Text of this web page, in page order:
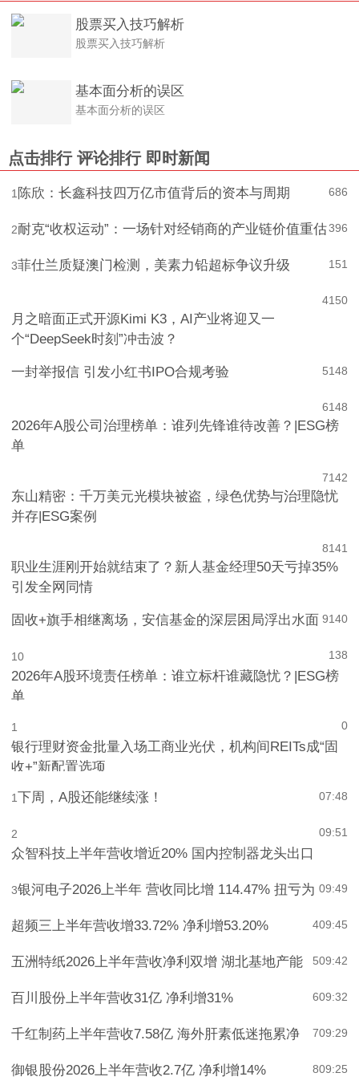
股票买入技巧解析
股票买入技巧解析
基本面分析的误区
基本面分析的误区
点击排行 评论排行 即时新闻
686
1 陈欣：长鑫科技四万亿市值背后的资本与周期
396
2耐克“收权运动”：一场针对经销商的产业链价值重估
151
3菲仕兰质疑澳门检测，美素力铅超标争议升级
150
4
月之暗面正式开源Kimi K3，AI产业将迎又一
个“DeepSeek时刻”冲击波？
148
5
一封举报信 引发小红书IPO合规考验
148
6
2026年A股公司治理榜单：谁列先锋谁待改善？|ESG榜
单
142
7
东山精密：千万美元光模块被盗，绿色优势与治理隐忧
并存|ESG案例
141
8
职业生涯刚开始就结束了？新人基金经理50天亏掉35%
引发全网同情
140
9
固收+旗手相继离场，安信基金的深层困局浮出水面
138
10
2026年A股环境责任榜单：谁立标杆谁藏隐忧？|ESG榜
单
0
1
银行理财资金批量入场工商业光伏，机构间REITs成“固
收+”新配置选项
07:48
1下周，A股还能继续涨！
09:51
2
众智科技上半年营收增近20% 国内控制器龙头出口
09:49
3银河电子2026上半年 营收同比增 114.47% 扭亏为
09:45
4
超频三上半年营收增33.72% 净利增53.20%
09:42
5
五洲特纸2026上半年营收净利双增 湖北基地产能
09:32
6
百川股份上半年营收31亿 净利增31%
09:29
7
千红制药上半年营收7.58亿 海外肝素低迷拖累净
09:25
8
御银股份2026上半年营收2.7亿 净利增14%